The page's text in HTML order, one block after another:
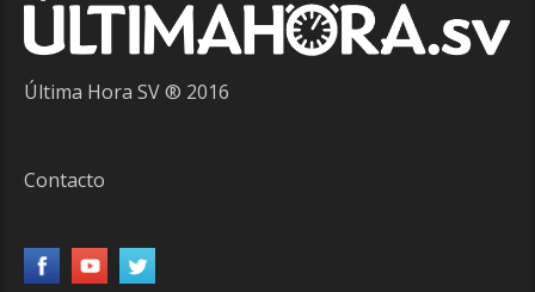
Última Hora SV ® 2016
Contacto